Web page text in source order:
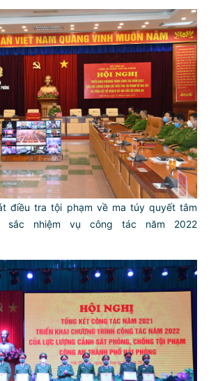
điều tra tội phạm về ma túy quyết tâm
sắc nhiệm vụ công tác năm 2022